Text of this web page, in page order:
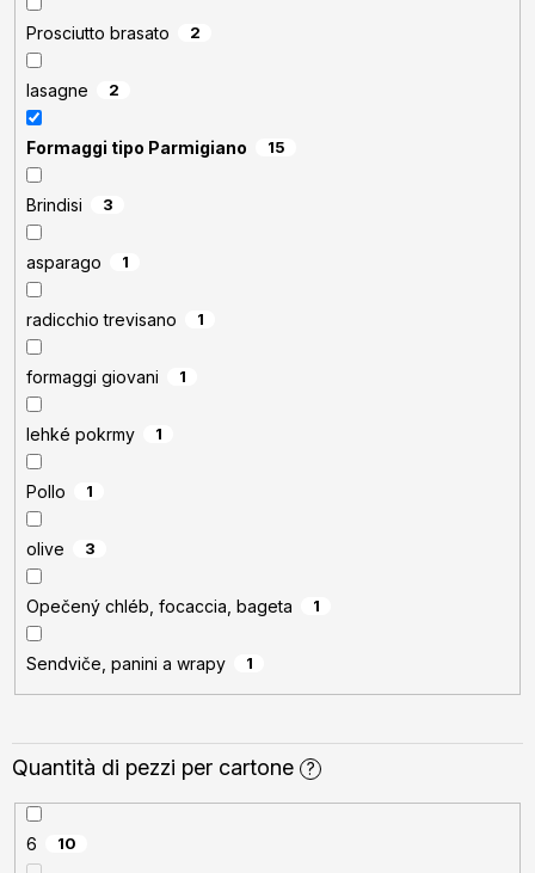
Prosciutto brasato 2
lasagne 2
Formaggi tipo Parmigiano 15
Brindisi 3
asparago 1
radicchio trevisano 1
formaggi giovani 1
lehké pokrmy 1
Pollo 1
olive 3
Opečený chléb, focaccia, bageta 1
Sendviče, panini a wrapy 1
Quantità di pezzi per cartone ?
6 10